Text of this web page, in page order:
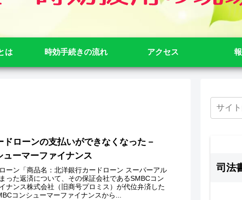
は 時効手続きの流れ アクセス
ドローンの支払いができなくなった－
ューマーファイナンス
ーン「商品名：北洋銀行カードローン スーパーアル
った返済について、その保証会社であるSMBCコン
ナンス株式会社（旧商号プロミス）が代位弁済した
コンシューマーファイナンスから...
司法